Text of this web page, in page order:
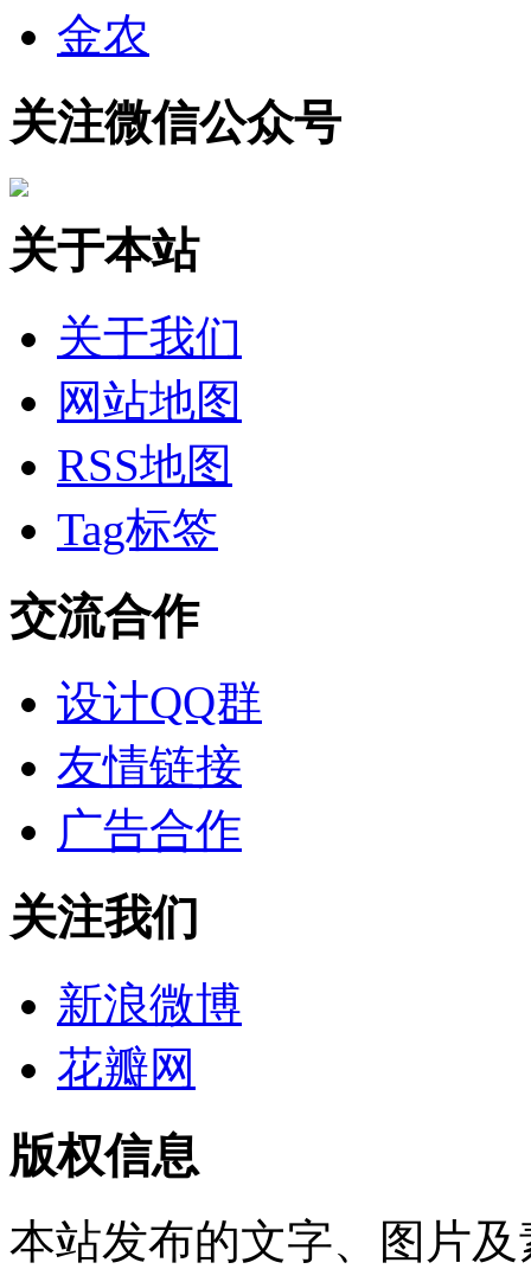
金农
关注微信公众号
关于本站
关于我们
网站地图
RSS地图
Tag标签
交流合作
设计QQ群
友情链接
广告合作
关注我们
新浪微博
花瓣网
版权信息
本站发布的文字、图片